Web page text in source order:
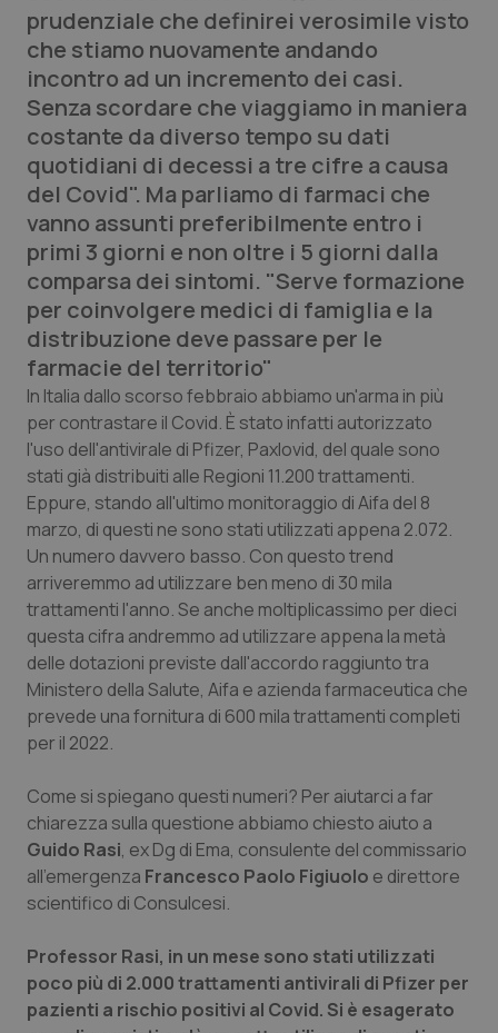
Campania
Emilia-Romagna
Friuli Venezia Giulia
Lazio
Liguria
Lombardia
Marche
Molise
Piemonte
Provincia Autonoma di Bolzano
Provincia Autonoma di Trento
Puglia
Sardegna
Toscana
Umbria
Veneto
Car-T
Colesterolo & coronaropatie
Dermatite Atopica
Diabete & glucometri
Disturbi dell’umore
Dolore
Donna & Salute
Epatiti
HIV
Infezioni & Febbre
Ipertensione & Scompenso
Malattie rare
Malattia di Crohn & Rettocolite Ulcerosa
Obesità
Oftalmologia
Oncoematologia
prudenziale che definirei verosimile visto
che stiamo nuovamente andando
incontro ad un incremento dei casi.
Senza scordare che viaggiamo in maniera
costante da diverso tempo su dati
quotidiani di decessi a tre cifre a causa
del Covid". Ma parliamo di farmaci che
vanno assunti preferibilmente entro i
primi 3 giorni e non oltre i 5 giorni dalla
comparsa dei sintomi. "Serve formazione
per coinvolgere medici di famiglia e la
distribuzione deve passare per le
farmacie del territorio"
In Italia dallo scorso febbraio abbiamo un'arma in più
per contrastare il Covid. È stato infatti autorizzato
l'uso dell'antivirale di Pfizer, Paxlovid, del quale sono
stati già distribuiti alle Regioni 11.200 trattamenti.
Eppure, stando all'ultimo monitoraggio di Aifa del 8
marzo, di questi ne sono stati utilizzati appena 2.072.
Un numero davvero basso. Con questo trend
arriveremmo ad utilizzare ben meno di 30 mila
trattamenti l'anno. Se anche moltiplicassimo per dieci
questa cifra andremmo ad utilizzare appena la metà
delle dotazioni previste dall'accordo raggiunto tra
Ministero della Salute, Aifa e azienda farmaceutica che
prevede una fornitura di 600 mila trattamenti completi
per il 2022.
Come si spiegano questi numeri? Per aiutarci a far
chiarezza sulla questione abbiamo chiesto aiuto a
Guido Rasi, ex Dg di Ema, consulente del commissario
all'emergenza Francesco Paolo Figiuolo e direttore
scientifico di Consulcesi.
Professor Rasi, in un mese sono stati utilizzati
poco più di 2.000 trattamenti antivirali di Pfizer per
pazienti a rischio positivi al Covid. Si è esagerato